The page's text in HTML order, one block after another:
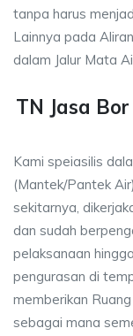
tanpa harus
Lainnya pada
dalam Jalur Mata
TN Jasa
Kami speiasilis
(Mantek/Pantek
sekitarnya,
dan sudah
pelaksanaan
pengurasan di
memberikan
sebagai mana